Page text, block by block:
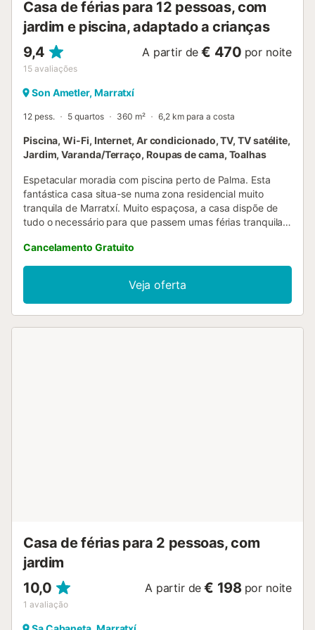
Casa de férias para 12 pessoas, com
jardim e piscina, adaptado a crianças
9,4
15 avaliações
A partir de € 470 por noite
Son Ametler, Marratxí
12 pess. 5 quartos 360 m² 6,2 km para a costa
Piscina, Wi-Fi, Internet, Ar condicionado, TV, TV satélite,
Jardim, Varanda/Terraço, Roupas de cama, Toalhas
Espetacular moradia com piscina perto de Palma. Esta
fantástica casa situa-se numa zona residencial muito
tranquila de Marratxí. Muito espaçosa, a casa dispõe de
tudo o necessário para que passem umas férias tranquilas
luminosa e está decorada com muito bom gosto. Conta
também com piscina, jardim de relva natural rodeando a
propriedade e vários terraços mobilados de onde relaxar
ao ar livre e desfrutar do clima mediterrânico. Esta bonita
moradia encontra-se na urbanização de Son Ametller, nos
Cancelamento Gratuito
Veja oferta
Casa de férias para 2 pessoas, com
jardim
10,0
1 avaliação
A partir de € 198 por noite